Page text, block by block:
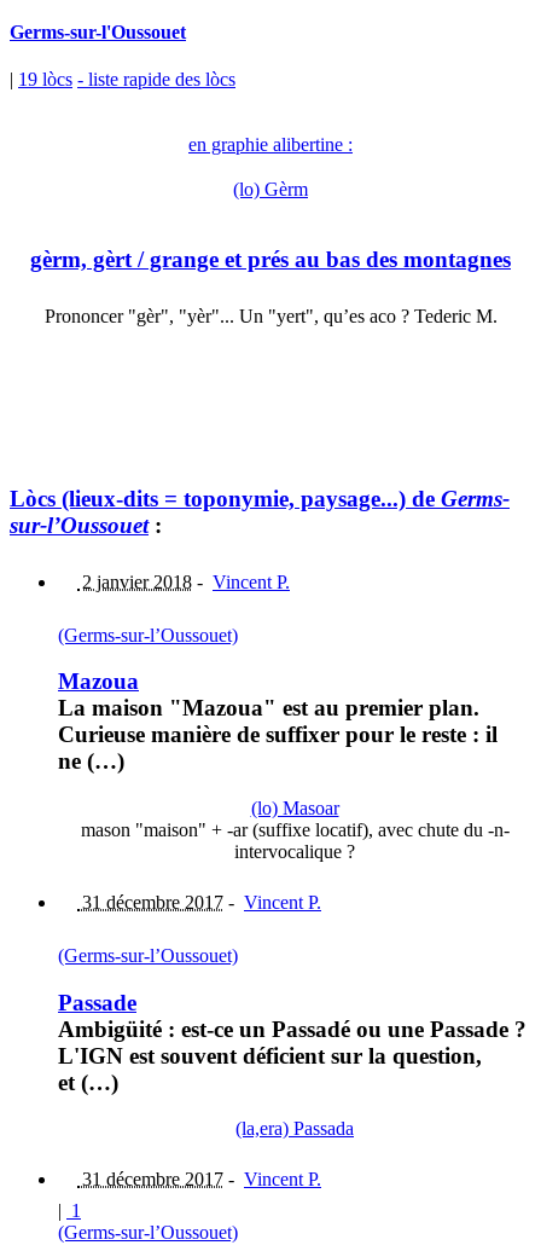
Germs-sur-l'Oussouet
| 19 lòcs - liste rapide des lòcs
en graphie alibertine :
(lo) Gèrm
gèrm, gèrt / grange et prés au bas des montagnes
Prononcer "gèr", "yèr"... Un "yert", qu’es aco ? Tederic M.
Lòcs (lieux-dits = toponymie, paysage...) de Germs-
sur-l’Oussouet:
2 janvier 2018 - Vincent P.
(Germs-sur-l’Oussouet)
Mazoua
La maison "Mazoua" est au premier plan.
Curieuse manière de suffixer pour le reste : il
ne (…)
(lo) Masoar
mason "maison" + -ar (suffixe locatif), avec chute du -n-
intervocalique ?
31 décembre 2017 - Vincent P.
(Germs-sur-l’Oussouet)
Passade
Ambigüité : est-ce un Passadé ou une Passade ?
L'IGN est souvent déficient sur la question,
et (…)
(la,era) Passada
31 décembre 2017 - Vincent P.
| 1
(Germs-sur-l’Oussouet)